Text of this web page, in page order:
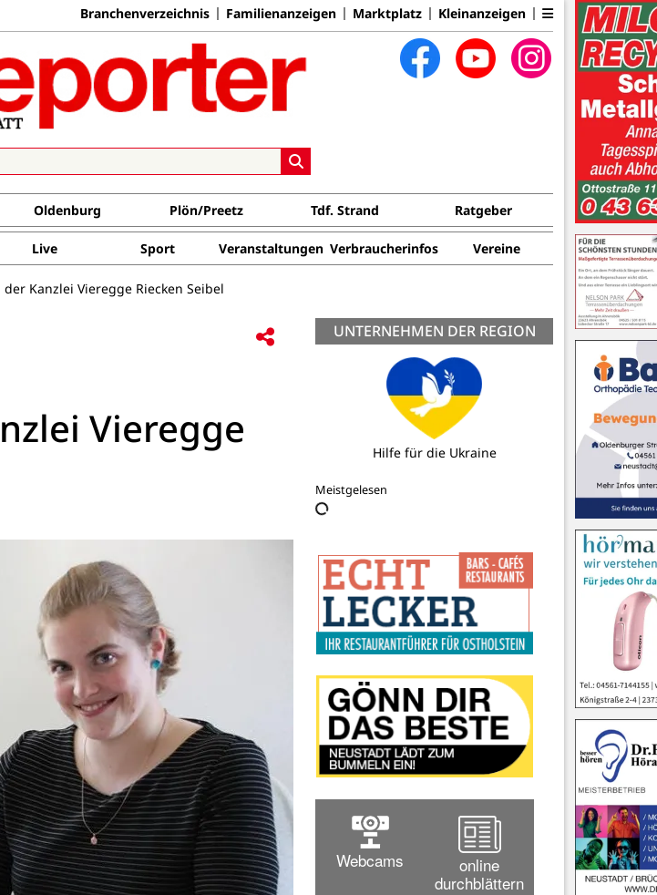
Branchenverzeichnis Familienanzeigen Marktplatz Kleinanzeigen
Oldenburg Plön/Preetz Tdf. Strand Ratgeber
Live Sport Veranstaltungen Verbraucherinfos Vereine
Kanzlei Vieregge Riecken Seibel
Vieregge
UNTERNEHMEN DER REGION
Blüher & Clasen
Meistgelesen
Webcams
online
durchblättern